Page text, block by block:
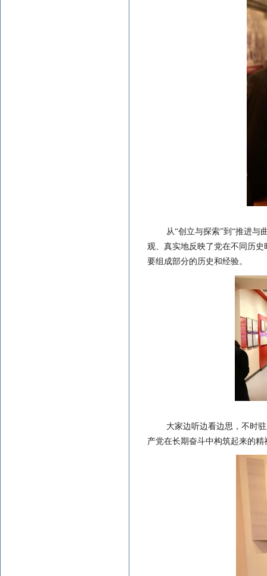
从“创立与探索”到“推进与
观、真实地反映了党在不同历
要组成部分的历史和经验。
大家边听边看边思，不时
产党在长期奋斗中构筑起来的